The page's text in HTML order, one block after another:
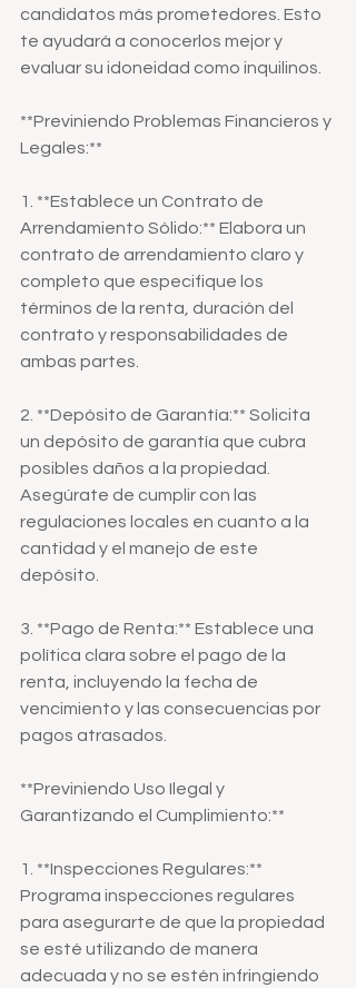
candidatos más prometedores. Esto
te ayudará a conocerlos mejor y
evaluar su idoneidad como inquilinos.
**Previniendo Problemas Financieros y
Legales:**
1. **Establece un Contrato de
Arrendamiento Sólido:** Elabora un
contrato de arrendamiento claro y
completo que especifique los
términos de la renta, duración del
contrato y responsabilidades de
ambas partes.
2. **Depósito de Garantía:** Solicita
un depósito de garantía que cubra
posibles daños a la propiedad.
Asegúrate de cumplir con las
regulaciones locales en cuanto a la
cantidad y el manejo de este
depósito.
3. **Pago de Renta:** Establece una
política clara sobre el pago de la
renta, incluyendo la fecha de
vencimiento y las consecuencias por
pagos atrasados.
**Previniendo Uso Ilegal y
Garantizando el Cumplimiento:**
1. **Inspecciones Regulares:**
Programa inspecciones regulares
para asegurarte de que la propiedad
se esté utilizando de manera
adecuada y no se estén infringiendo